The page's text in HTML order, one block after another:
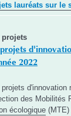
lauréats sur le
projets
2022
projets
des Mobilités
écologique (MTE)